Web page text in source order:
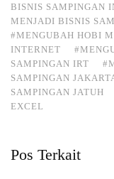
BISNIS SAMPINGAN
MENJADI BISNIS
#MENGUBAH HOBI
INTERNET
SAMPINGAN IRT
SAMPINGAN
SAMPINGAN JATUH
EXCEL
Pos Terkait